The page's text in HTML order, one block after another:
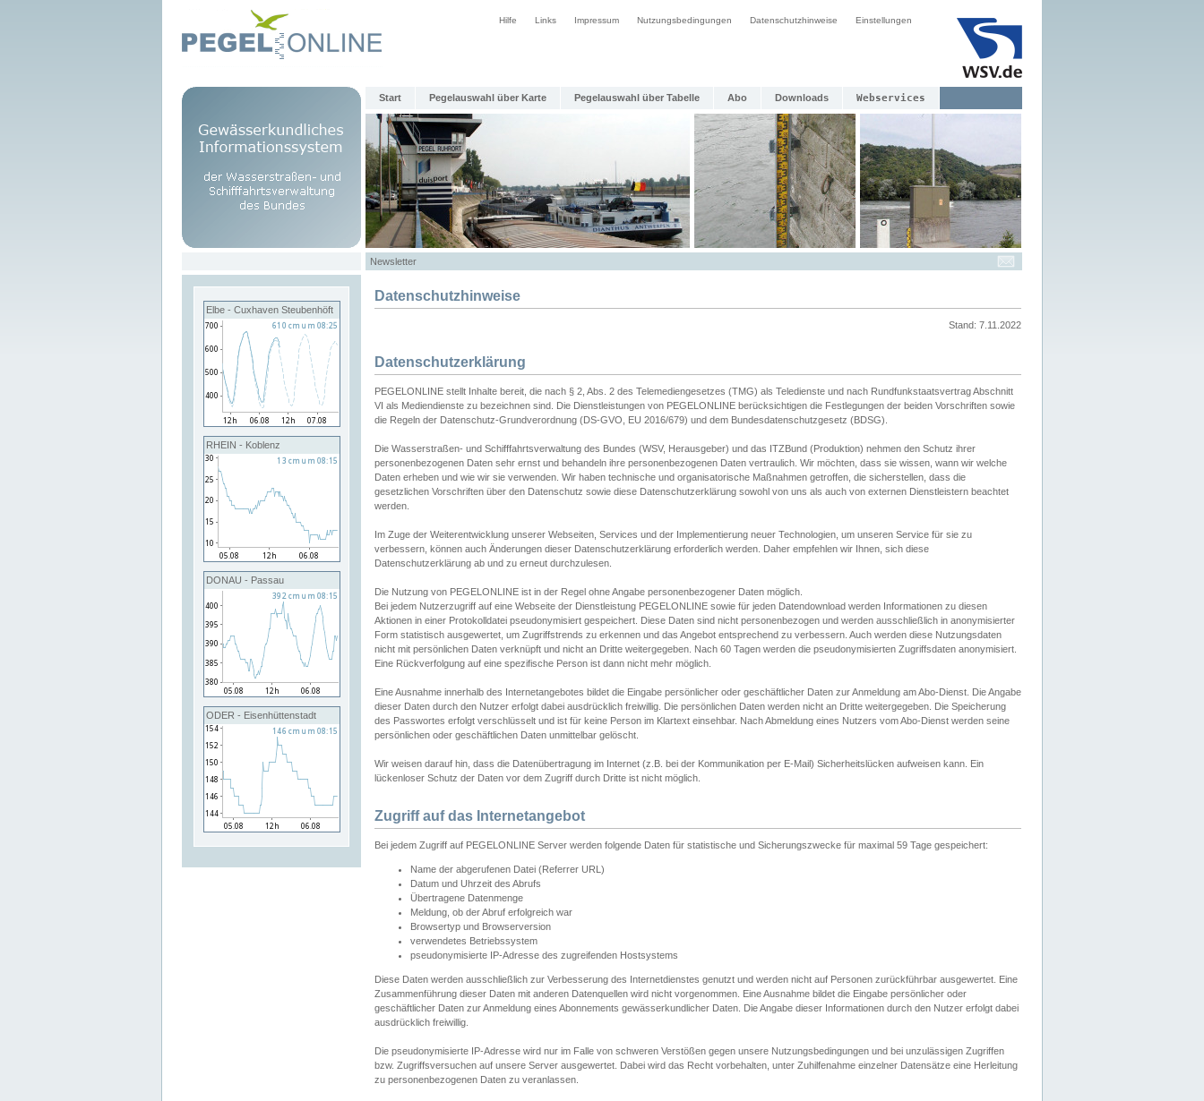
Hilfe Links Impressum Nutzungsbedingungen Datenschutzhinweise Einstellungen
Start Pegelauswahl über Karte Pegelauswahl über Tabelle Abo Downloads Webservices
Newsletter
Elbe - Cuxhaven Steubenhöft
RHEIN - Koblenz
DONAU - Passau
ODER - Eisenhüttenstadt
Datenschutzhinweise
Stand: 7.11.2022
Datenschutzerklärung
PEGELONLINE stellt Inhalte bereit, die nach § 2, Abs. 2 des Telemediengesetzes (TMG) als Teledienste und nach Rundfunkstaatsvertrag Abschnitt
VI als Mediendienste zu bezeichnen sind. Die Dienstleistungen von PEGELONLINE berücksichtigen die Festlegungen der beiden Vorschriften sowie
die Regeln der Datenschutz-Grundverordnung (DS-GVO, EU 2016/679) und dem Bundesdatenschutzgesetz (BDSG).
Die Wasserstraßen- und Schifffahrtsverwaltung des Bundes (WSV, Herausgeber) und das ITZBund (Produktion) nehmen den Schutz ihrer
personenbezogenen Daten sehr ernst und behandeln ihre personenbezogenen Daten vertraulich. Wir möchten, dass sie wissen, wann wir welche
Daten erheben und wie wir sie verwenden. Wir haben technische und organisatorische Maßnahmen getroffen, die sicherstellen, dass die
gesetzlichen Vorschriften über den Datenschutz sowie diese Datenschutzerklärung sowohl von uns als auch von externen Dienstleistern beachtet
werden.
Im Zuge der Weiterentwicklung unserer Webseiten, Services und der Implementierung neuer Technologien, um unseren Service für sie zu
verbessern, können auch Änderungen dieser Datenschutzerklärung erforderlich werden. Daher empfehlen wir Ihnen, sich diese
Datenschutzerklärung ab und zu erneut durchzulesen.
Die Nutzung von PEGELONLINE ist in der Regel ohne Angabe personenbezogener Daten möglich.
Bei jedem Nutzerzugriff auf eine Webseite der Dienstleistung PEGELONLINE sowie für jeden Datendownload werden Informationen zu diesen
Aktionen in einer Protokolldatei pseudonymisiert gespeichert. Diese Daten sind nicht personenbezogen und werden ausschließlich in anonymisierter
Form statistisch ausgewertet, um Zugriffstrends zu erkennen und das Angebot entsprechend zu verbessern. Auch werden diese Nutzungsdaten
nicht mit persönlichen Daten verknüpft und nicht an Dritte weitergegeben. Nach 60 Tagen werden die pseudonymisierten Zugriffsdaten anonymisiert.
Eine Rückverfolgung auf eine spezifische Person ist dann nicht mehr möglich.
Eine Ausnahme innerhalb des Internetangebotes bildet die Eingabe persönlicher oder geschäftlicher Daten zur Anmeldung am Abo-Dienst. Die Angabe
dieser Daten durch den Nutzer erfolgt dabei ausdrücklich freiwillig. Die persönlichen Daten werden nicht an Dritte weitergegeben. Die Speicherung
des Passwortes erfolgt verschlüsselt und ist für keine Person im Klartext einsehbar. Nach Abmeldung eines Nutzers vom Abo-Dienst werden seine
persönlichen oder geschäftlichen Daten unmittelbar gelöscht.
Wir weisen darauf hin, dass die Datenübertragung im Internet (z.B. bei der Kommunikation per E-Mail) Sicherheitslücken aufweisen kann. Ein
lückenloser Schutz der Daten vor dem Zugriff durch Dritte ist nicht möglich.
Zugriff auf das Internetangebot
Bei jedem Zugriff auf PEGELONLINE Server werden folgende Daten für statistische und Sicherungszwecke für maximal 59 Tage gespeichert:
Name der abgerufenen Datei (Referrer URL)
Datum und Uhrzeit des Abrufs
Übertragene Datenmenge
Meldung, ob der Abruf erfolgreich war
Browsertyp und Browserversion
verwendetes Betriebssystem
pseudonymisierte IP-Adresse des zugreifenden Hostsystems
Diese Daten werden ausschließlich zur Verbesserung des Internetdienstes genutzt und werden nicht auf Personen zurückführbar ausgewertet. Eine
Zusammenführung dieser Daten mit anderen Datenquellen wird nicht vorgenommen. Eine Ausnahme bildet die Eingabe persönlicher oder
geschäftlicher Daten zur Anmeldung eines Abonnements gewässerkundlicher Daten. Die Angabe dieser Informationen durch den Nutzer erfolgt dabei
ausdrücklich freiwillig.
Die pseudonymisierte IP-Adresse wird nur im Falle von schweren Verstößen gegen unsere Nutzungsbedingungen und bei unzulässigen Zugriffen
bzw. Zugriffsversuchen auf unsere Server ausgewertet. Dabei wird das Recht vorbehalten, unter Zuhilfenahme einzelner Datensätze eine Herleitung
zu personenbezogenen Daten zu veranlassen.